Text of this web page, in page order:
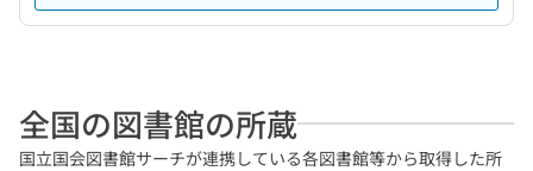
全国の図書館の所蔵
国立国会図書館サーチが連携している各図書館等から取得した所